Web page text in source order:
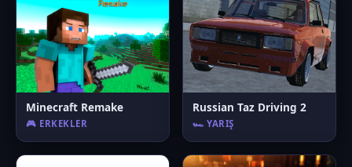
Minecraft Remake
🎮 ERKEKLER
Russian Taz Driving 2
🏎️ YARIŞ